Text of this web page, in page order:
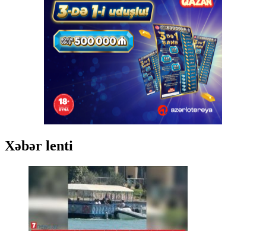
Xəbər lenti